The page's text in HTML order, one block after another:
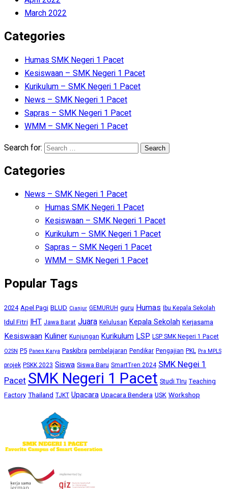
March 2022
Categories
Humas SMK Negeri 1 Pacet
Kesiswaan – SMK Negeri 1 Pacet
Kurikulum – SMK Negeri 1 Pacet
News – SMK Negeri 1 Pacet
Sapras – SMK Negeri 1 Pacet
WMM – SMK Negeri 1 Pacet
Search for:
Categories
News – SMK Negeri 1 Pacet
Humas SMK Negeri 1 Pacet
Kesiswaan – SMK Negeri 1 Pacet
Kurikulum – SMK Negeri 1 Pacet
Sapras – SMK Negeri 1 Pacet
WMM – SMK Negeri 1 Pacet
Popular Tags
2024 Apel Pagi BLUD Cianjur GEMURUH guru Humas Ibu Kepala Sekolah
Idul Fitri IHT Jawa Barat Juara Kelulusan Kepala Sekolah Kerjasama
Kesiswaan Kuliner Kunjungan Kurikulum LSP LSP SMK Negeri 1 Pacet
O2SN P5 Panen Karya Paskibra pembelajaran Pendikar Pengajian PKL Pra MPLS
projek PSKK 2023 Siswa Siswa Baru SmartTren 2024 SMK Negei 1
PacetSMK Negeri 1 Pacet Studi TIru Teaching
Factory Thailand TJKT Upacara Upacara Bendera USK Workshop